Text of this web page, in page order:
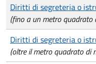
Diritti di segreteria o
(fino a un metro quadrato
Diritti di segreteria o
(oltre il metro quadrato di